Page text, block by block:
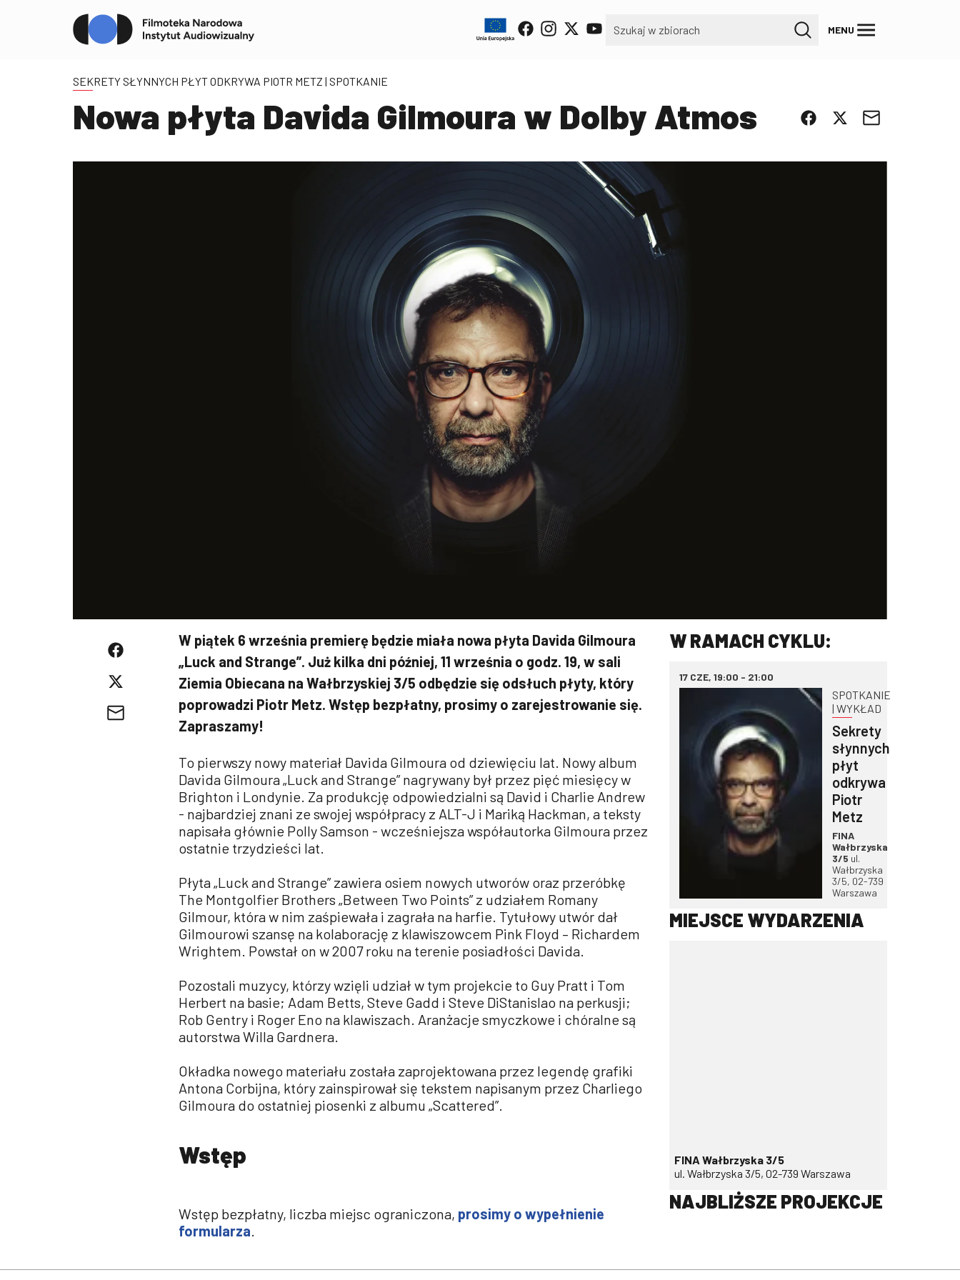
MENU
SEKRETY SŁYNNYCH PŁYT ODKRYWA PIOTR METZ | SPOTKANIE
Nowa płyta Davida Gilmoura w Dolby Atmos
W piątek 6 września premierę będzie miała nowa płyta Davida Gilmoura
„Luck and Strange”. Już kilka dni później, 11 września o godz. 19, w sali
Ziemia Obiecana na Wałbrzyskiej 3/5 odbędzie się odsłuch płyty, który
poprowadzi Piotr Metz. Wstęp bezpłatny, prosimy o zarejestrowanie się.
Zapraszamy!
To pierwszy nowy materiał Davida Gilmoura od dziewięciu lat. Nowy album
Davida Gilmoura „Luck and Strange” nagrywany był przez pięć miesięcy w
Brighton i Londynie. Za produkcję odpowiedzialni są David i Charlie Andrew
- najbardziej znani ze swojej współpracy z ALT-J i Mariką Hackman, a teksty
napisała głównie Polly Samson - wcześniejsza współautorka Gilmoura przez
ostatnie trzydzieści lat.
Płyta „Luck and Strange” zawiera osiem nowych utworów oraz przeróbkę
The Montgolfier Brothers „Between Two Points” z udziałem Romany
Gilmour, która w nim zaśpiewała i zagrała na harfie. Tytułowy utwór dał
Gilmourowi szansę na kolaborację z klawiszowcem Pink Floyd – Richardem
Wrightem. Powstał on w 2007 roku na terenie posiadłości Davida.
Pozostali muzycy, którzy wzięli udział w tym projekcie to Guy Pratt i Tom
Herbert na basie; Adam Betts, Steve Gadd i Steve DiStanislao na perkusji;
Rob Gentry i Roger Eno na klawiszach. Aranżacje smyczkowe i chóralne są
autorstwa Willa Gardnera.
Okładka nowego materiału została zaprojektowana przez legendę grafiki
Antona Corbijna, który zainspirował się tekstem napisanym przez Charliego
Gilmoura do ostatniej piosenki z albumu „Scattered”.
Wstęp
Wstęp bezpłatny, liczba miejsc ograniczona, prosimy o wypełnienie
formularza
W RAMACH CYKLU:
17 CZE, 19:00 - 21:00
SPOTKANIE
| WYKŁAD
Sekrety
słynnych
płyt
odkrywa
Piotr
Metz
FINA
Wałbrzyska
3/5 ul.
Wałbrzyska
3/5, 02-739
Warszawa
MIEJSCE WYDARZENIA
FINA Wałbrzyska 3/5
ul. Wałbrzyska 3/5, 02-739 Warszawa
NAJBLIŻSZE PROJEKCJE